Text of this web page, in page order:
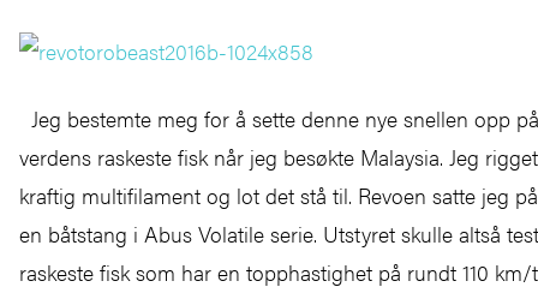
Jeg bestemte meg for å sette denne nye snellen opp
verdens raskeste fisk når jeg besøkte Malaysia. Jeg
kraftig multifilament og lot det stå til. Revoen satte jeg
en båtstang i Abus Volatile serie. Utstyret skulle altså
raskeste fisk som har en topphastighet på rundt 110